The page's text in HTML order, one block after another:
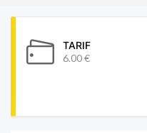
TARIF
6.00 €